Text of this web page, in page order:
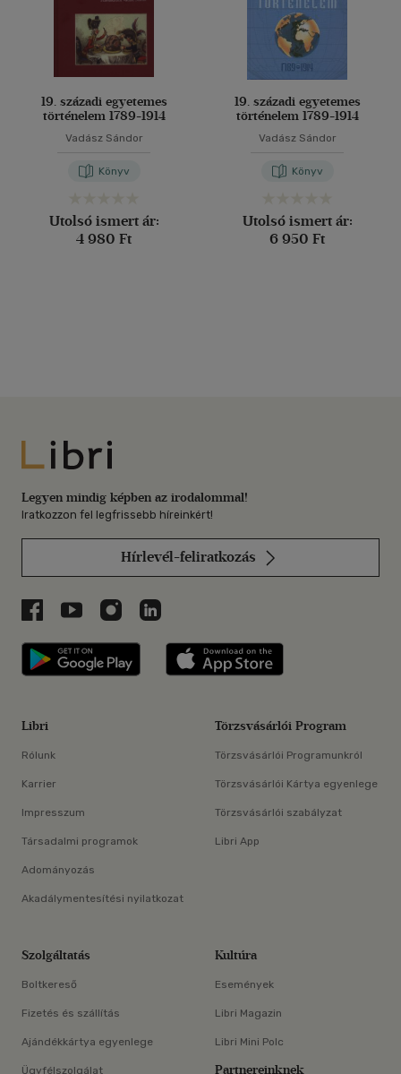
19. századi egyetemes
történelem 1789-1914
Vadász Sándor
Könyv
Utolsó ismert ár:
4 980 Ft
19. századi egyetemes
történelem 1789-1914
Vadász Sándor
Könyv
Utolsó ismert ár:
6 950 Ft
Libri
Legyen mindig képben az irodalommal!
Iratkozzon fel legfrissebb híreinkért!
Hírlevél-feliratkozás
Libri a Facebookon
Libri a Youtube-on
Libri az Instagramon
Libri a LinkedInen
Libri applikáció Szerezd meg: Google
Libri
Rólunk
Karrier
Impresszum
Társadalmi programok
Adományozás
Akadálymentesítési nyilatkozat
Törzsvásárlói Program
Törzsvásárlói Programunkról
Törzsvásárlói Kártya egyenlege
Törzsvásárlói szabályzat
Libri App
Szolgáltatás
Boltkereső
Fizetés és szállítás
Ajándékkártya egyenlege
Ügyfélszolgálat
Kultúra
Események
Libri Magazin
Libri Mini Polc
Partnereinknek